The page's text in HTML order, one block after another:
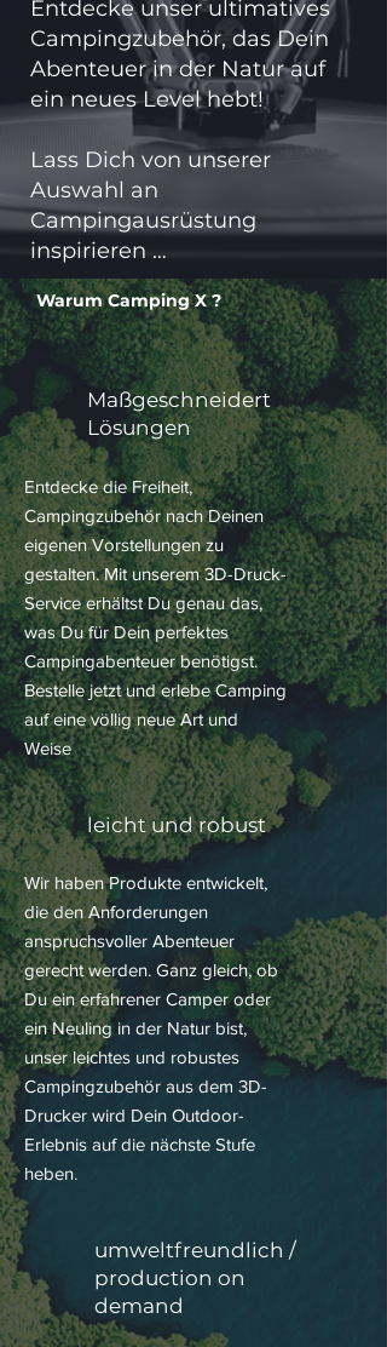
Entdecke unser ultimatives
Campingzubehör, das Dein
Abenteuer in der Natur auf
ein neues Level hebt!
Lass Dich von unserer
Auswahl an
Campingausrüstung
inspirieren …
Warum Camping X ?
Maßgeschneidert
Lösungen
Entdecke die Freiheit,
Campingzubehör nach Deinen
eigenen Vorstellungen zu
gestalten. Mit unserem 3D-Druck-
Service erhältst Du genau das,
was Du für Dein perfektes
Campingabenteuer benötigst.
Bestelle jetzt und erlebe Camping
auf eine völlig neue Art und
Weise
leicht und robust
Wir haben Produkte entwickelt,
die den Anforderungen
anspruchsvoller Abenteuer
gerecht werden. Ganz gleich, ob
Du ein erfahrener Camper oder
ein Neuling in der Natur bist,
unser leichtes und robustes
Campingzubehör aus dem 3D-
Drucker wird Dein Outdoor-
Erlebnis auf die nächste Stufe
heben.
umweltfreundlich /
production on
demand